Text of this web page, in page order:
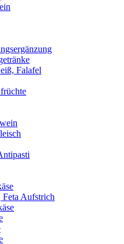
Falafel
Feta Aufstrich